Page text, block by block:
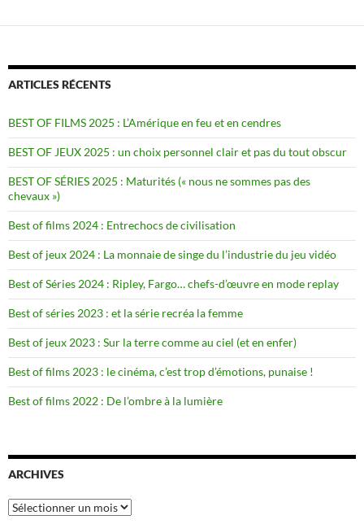
ARTICLES RÉCENTS
BEST OF FILMS 2025 : L’Amérique en feu et en cendres
BEST OF JEUX 2025 : un choix personnel clair et pas du tout obscur
BEST OF SÉRIES 2025 : Maturités (« nous ne sommes pas des
chevaux »)
Best of films 2024 : Entrechocs de civilisation
Best of jeux 2024 : La monnaie de singe du l’industrie du jeu vidéo
Best of Séries 2024 : Ripley, Fargo… chefs-d’œuvre en mode replay
Best of séries 2023 : et la série recréa la femme
Best of jeux 2023 : Sur la terre comme au ciel (et en enfer)
Best of films 2023 : le cinéma, c’est trop d’émotions, punaise !
Best of films 2022 : De l’ombre à la lumière
ARCHIVES
Archives